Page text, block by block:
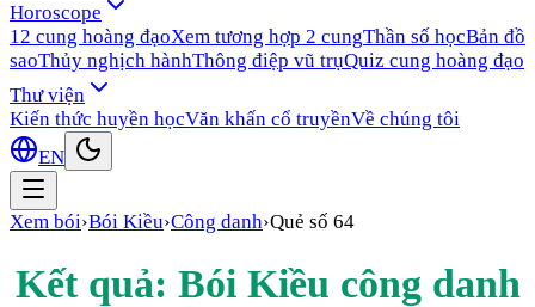
Horoscope
12 cung hoàng đạoXem tương hợp 2 cungThần số họcBản đồ
saoThủy nghịch hànhThông điệp vũ trụQuiz cung hoàng đạo
Thư viện
Kiến thức huyền họcVăn khấn cổ truyềnVề chúng tôi
EN
Xem bói›Bói Kiều›Công danh›Quẻ số 64
Kết quả: Bói Kiều công danh